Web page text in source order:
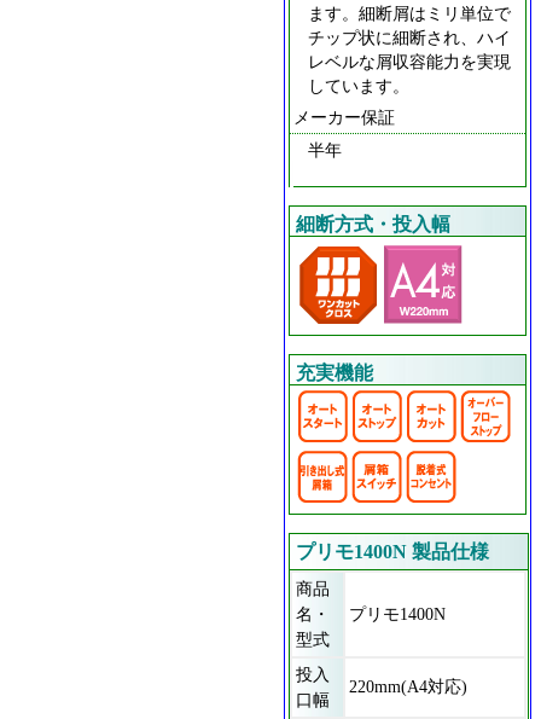
ます。細断屑はミリ単位で
チップ状に細断され、ハイ
レベルな屑収容能力を実現
しています。
メーカー保証
半年
細断方式・投入幅
充実機能
プリモ1400N 製品仕様
商品
名・
型式
プリモ1400N
投入
口幅
220mm(A4対応)